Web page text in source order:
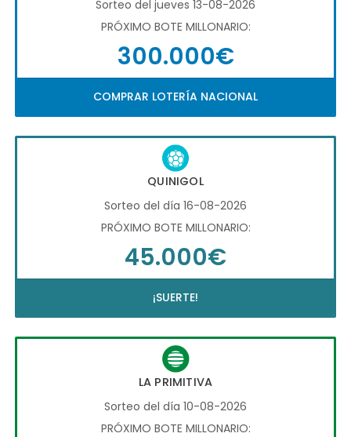
Sorteo del jueves 13-08-2026
PRÓXIMO BOTE MILLONARIO:
300.000€
COMPRAR LOTERÍA NACIONAL
QUINIGOL
Sorteo del día 16-08-2026
PRÓXIMO BOTE MILLONARIO:
45.000€
¡SUERTE!
LA PRIMITIVA
Sorteo del día 10-08-2026
PRÓXIMO BOTE MILLONARIO: